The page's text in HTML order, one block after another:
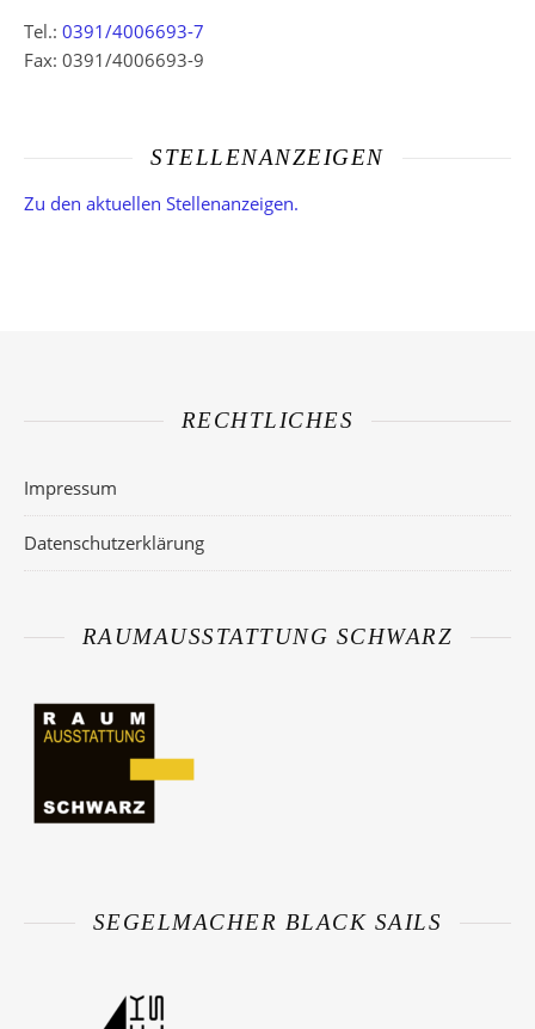
Tel.: 0391/4006693-7
Fax: 0391/4006693-9
STELLENANZEIGEN
Zu den aktuellen Stellenanzeigen.
RECHTLICHES
Impressum
Datenschutzerklärung
RAUMAUSSTATTUNG SCHWARZ
SEGELMACHER BLACK SAILS